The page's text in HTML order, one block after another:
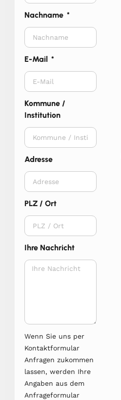
Nachname
E-Mail
Kommune /
Institution
Adresse
PLZ / Ort
Ihre Nachricht
Wenn Sie uns per
Kontaktformular
Anfragen zukommen
lassen, werden Ihre
Angaben aus dem
Anfrageformular